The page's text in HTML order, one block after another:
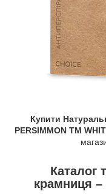
Купити
PERSIMMON TM
Каталог
крамниця